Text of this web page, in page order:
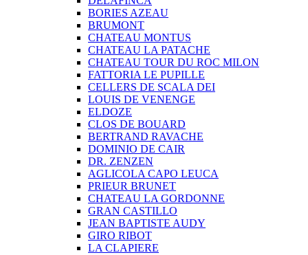
BORIES AZEAU
BRUMONT
CHATEAU MONTUS
CHATEAU LA PATACHE
CHATEAU TOUR DU ROC MILON
FATTORIA LE PUPILLE
CELLERS DE SCALA DEI
LOUIS DE VENENGE
ELDOZE
CLOS DE BOUARD
BERTRAND RAVACHE
DOMINIO DE CAIR
DR. ZENZEN
AGLICOLA CAPO LEUCA
PRIEUR BRUNET
CHATEAU LA GORDONNE
GRAN CASTILLO
JEAN BAPTISTE AUDY
GIRO RIBOT
LA CLAPIERE